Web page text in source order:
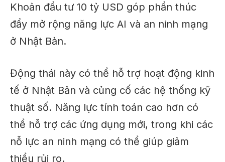
Khoản đầu tư 10 tỷ USD góp phần thúc
đẩy mở rộng năng lực AI và an ninh mạng
ở Nhật Bản.
Động thái này có thể hỗ trợ hoạt động kinh
tế ở Nhật Bản và củng cố các hệ thống kỹ
thuật số. Năng lực tính toán cao hơn có
thể hỗ trợ các ứng dụng mới, trong khi các
nỗ lực an ninh mạng có thể giúp giảm
thiểu rủi ro.